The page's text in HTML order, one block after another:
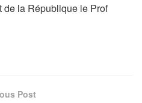
de la République le Prof
Post